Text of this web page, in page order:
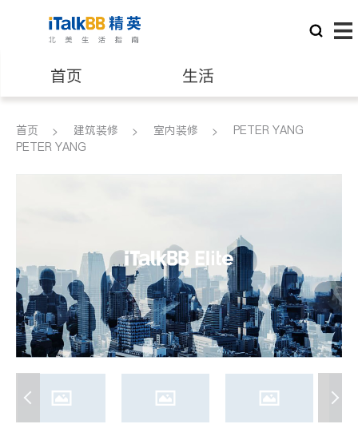
首页 生活
医生 律师
养老 非盈利组织
首页 建筑装修 室内装修
PETER YANG
PETER YANG